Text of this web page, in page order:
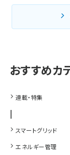
連載・特集
|
スマートグリッド
エネルギー管理